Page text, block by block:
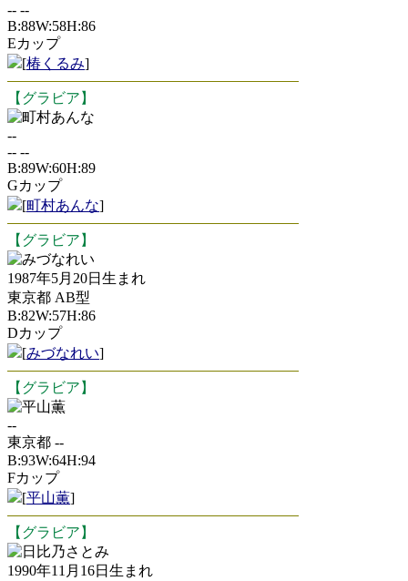
-- --
B:88W:58H:86
Eカップ
[椿くるみ]
【グラビア】
町村あんな
--
-- --
B:89W:60H:89
Gカップ
[町村あんな]
【グラビア】
みづなれい
1987年5月20日生まれ
東京都 AB型
B:82W:57H:86
Dカップ
[みづなれい]
【グラビア】
平山薫
--
東京都 --
B:93W:64H:94
Fカップ
[平山薫]
【グラビア】
日比乃さとみ
1990年11月16日生まれ